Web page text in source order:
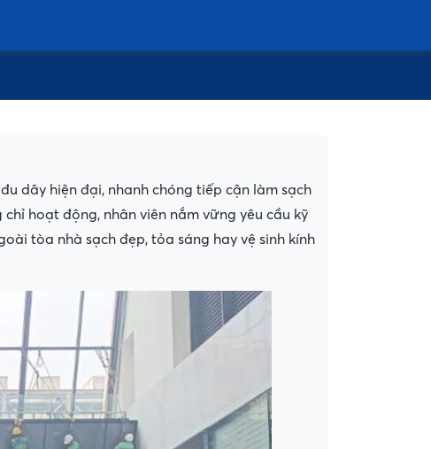
dây hiện đại, nhanh chóng tiếp cận làm sạch
hoạt động, nhân viên nắm vững yêu cầu kỹ
tòa nhà sạch đẹp, tỏa sáng hay vệ sinh kính